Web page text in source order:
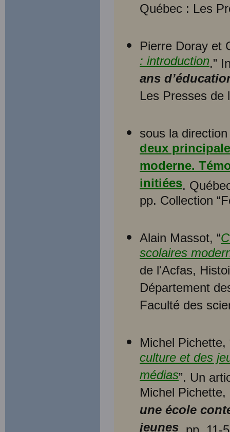
Québec : Les
Pierre Doray et
: introduction.”
ans
Les Presses de
sous la
deux
moderne.
initiées.
pp. Collection
Alain Massot, “
scolaires
de l'Acfas,
Département
Faculté des
Michel Pichette,
culture et des
médias”. Un
Michel Pichette,
une école